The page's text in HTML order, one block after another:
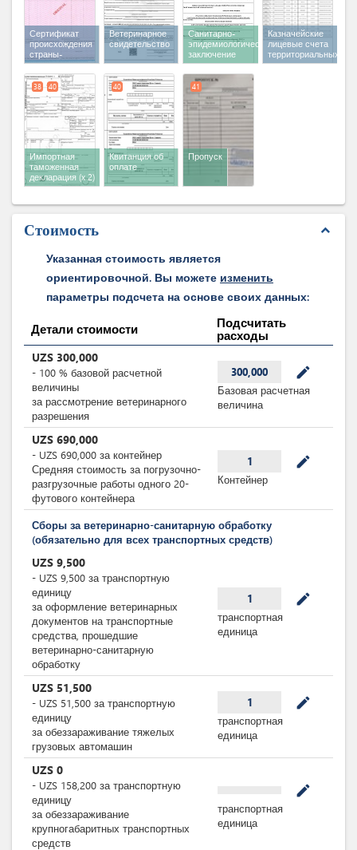
Сертификат
происхождения
страны-
экспортера
Ветеринарное
свидетельство
Санитарно-
эпидемиологическое
заключение
Казначейские
лицевые счета
территориальных
таможенных
Импортная
таможенная
декларация (x 2)
38 40
Квитанция об
оплате
40
Пропуск
41
Стоимость expand_less
Указанная стоимость является
ориентировочной. Вы можете изменить
параметры подсчета на основе своих данных:
Детали стоимости
Подсчитать
расходы
UZS 300,000
- 100 % базовой расчетной
величины
за рассмотрение ветеринарного
разрешения
300,000 mode_edit
Базовая расчетная
величина
UZS 690,000
- UZS 690,000 за контейнер
Средняя стоимость за погрузочно-
разгрузочные работы одного 20-
футового контейнера
1 mode_edit
Контейнер
Сборы за ветеринарно-санитарную обработку
(обязательно для всех транспортных средств)
UZS 9,500
- UZS 9,500 за транспортную
единицу
за оформление ветеринарных
документов на транспортные
средства, прошедшие
ветеринарно-санитарную
обработку
1 mode_edit
транспортная
единица
UZS 51,500
- UZS 51,500 за транспортную
единицу
за обеззараживание тяжелых
грузовых автомашин
1 mode_edit
транспортная
единица
UZS 0
- UZS 158,200 за транспортную
единицу
за обеззараживание
крупногабаритных транспортных
средств
mode_edit
транспортная
единица